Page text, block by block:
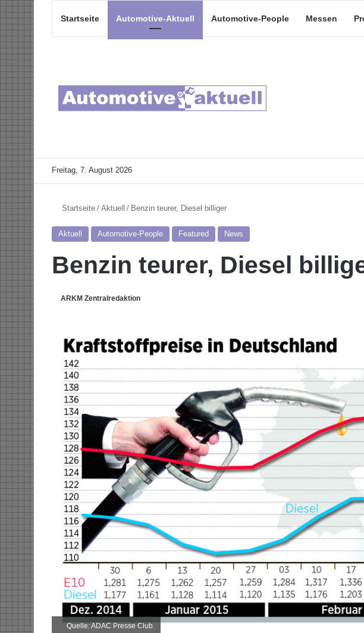
Startseite Automotive-Aktuell Automotive-People Messen
Freitag, 7. August 2026
Startseite / Aktuell / Benzin teurer, Diesel billiger
Aktuell Automotive-People Featured News
Benzin teurer, Diesel
ARKM Zentralredaktion
Quelle: ADAC Presse Club.